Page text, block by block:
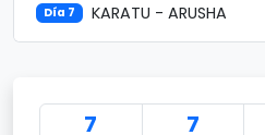
Día 7 KARATU - ARUSHA
7 7